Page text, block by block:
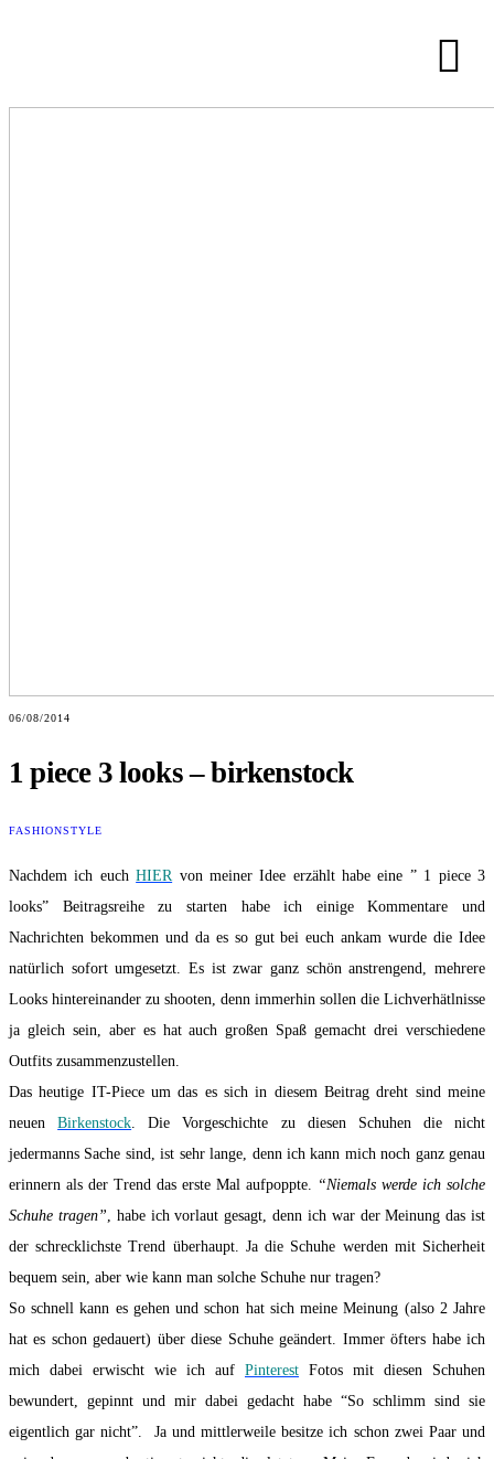
06/08/2014
1 piece 3 looks – birkenstock
FASHIONSTYLE
Nachdem ich euchHIERvon meiner Idee erzählt habe eine ” 1 piece 3
looks” Beitragsreihe zu starten habe ich einige Kommentare und
Nachrichten bekommen und da es so gut bei euch ankam wurde die Idee
natürlich sofort umgesetzt. Es ist zwar ganz schön anstrengend, mehrere
Looks hintereinander zu shooten, denn immerhin sollen die Lichverhätlnisse
ja gleich sein, aber es hat auch großen Spaß gemacht drei verschiedene
Outfits zusammenzustellen.
Das heutige IT-Piece um das es sich in diesem Beitrag dreht sind meine
neuenBirkenstock. Die Vorgeschichte zu diesen Schuhen die nicht
jedermanns Sache sind, ist sehr lange, denn ich kann mich noch ganz genau
erinnern als der Trend das erste Mal aufpoppte. “Niemals werde ich solche
Schuhe tragen”, habe ich vorlaut gesagt, denn ich war der Meinung das ist
der schrecklichste Trend überhaupt. Ja die Schuhe werden mit Sicherheit
bequem sein, aber wie kann man solche Schuhe nur tragen?
So schnell kann es gehen und schon hat sich meine Meinung (also 2 Jahre
hat es schon gedauert) über diese Schuhe geändert. Immer öfters habe ich
mich dabei erwischt wie ich auf Pinterest Fotos mit diesen Schuhen
bewundert, gepinnt und mir dabei gedacht habe “So schlimm sind sie
eigentlich gar nicht”. Ja und mittlerweile besitze ich schon zwei Paar und